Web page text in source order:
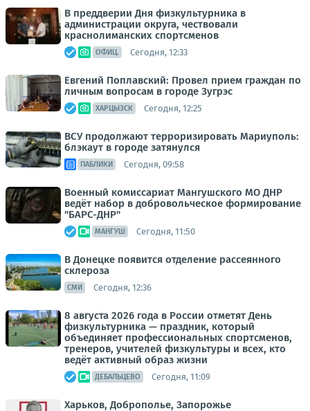
В преддверии Дня физкультурника в
администрации округа, чествовали
краснолиманских спортсменов
ОФИЦ. Сегодня, 12:33
Евгений Поплавский: Провел прием граждан по
личным вопросам в городе Зугрэс
ХАРЦЫЗСК Сегодня, 12:25
ВСУ продолжают терроризировать Мариуполь:
блэкаут в городе затянулся
ПАБЛИКИ Сегодня, 09:58
Военный комиссариат Мангушского МО ДНР
ведёт набор в добровольческое формирование
"БАРС-ДНР"
МАНГУШ Сегодня, 11:50
В Донецке появится отделение рассеянного
склероза
СМИ Сегодня, 12:36
8 августа 2026 года в России отметят День
физкультурника — праздник, который
объединяет профессиональных спортсменов,
тренеров, учителей физкультуры и всех, кто
ведёт активный образ жизни
ДЕБАЛЬЦЕВО Сегодня, 11:09
Харьков, Доброполье, Запорожье